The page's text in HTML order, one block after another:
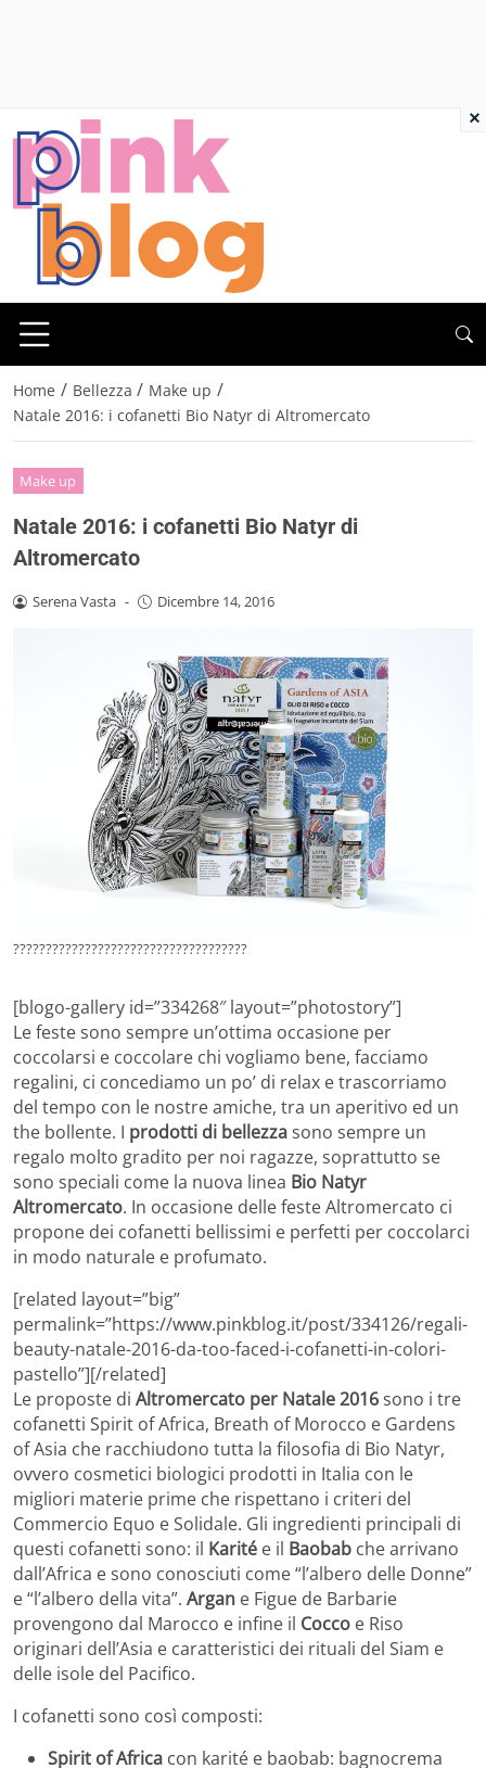
Home / Bellezza / Make up /
Natale 2016: i cofanetti Bio Natyr di Altromercato
Make up
Natale 2016: i cofanetti Bio Natyr di
Altromercato
Serena Vasta - Dicembre 14, 2016
????????????????????????????????????
[blogo-gallery id=”334268″ layout=”photostory”]
Le feste sono sempre un’ottima occasione per
coccolarsi e coccolare chi vogliamo bene, facciamo
regalini, ci concediamo un po’ di relax e trascorriamo
del tempo con le nostre amiche, tra un aperitivo ed un
the bollente. I prodotti di bellezzasono sempre un
regalo molto gradito per noi ragazze, soprattutto se
sono speciali come la nuova linea Bio Natyr
Altromercato. In occasione delle feste Altromercato ci
propone dei cofanetti bellissimi e perfetti per coccolarci
in modo naturale e profumato.
[related layout=”big”
permalink=”https://www.pinkblog.it/post/334126/regali-
beauty-natale-2016-da-too-faced-i-cofanetti-in-colori-
pastello”][/related]
Le proposte di Altromercato per Natale 2016sono i tre
cofanetti Spirit of Africa, Breath of Morocco e Gardens
of Asia che racchiudono tutta la filosofia di Bio Natyr,
ovvero cosmetici biologici prodotti in Italia con le
migliori materie prime che rispettano i criteri del
Commercio Equo e Solidale. Gli ingredienti principali di
questi cofanetti sono: il Karité e il Baobab che arrivano
dall’Africa e sono conosciuti come “l’albero delle Donne”
e “l’albero della vita”. Argan e Figue de Barbarie
provengono dal Marocco e infine il Cocco e Riso
originari dell’Asia e caratteristici dei rituali del Siam e
delle isole del Pacifico.
I cofanetti sono così composti:
Spirit of Africa con karité e baobab: bagnocrema
×